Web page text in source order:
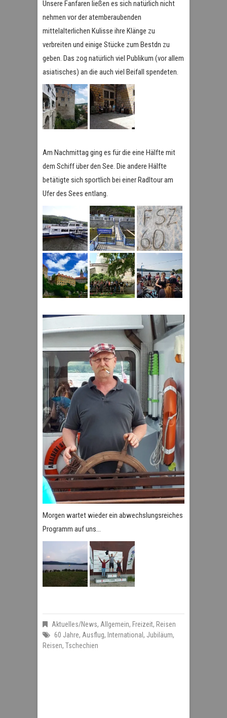
Unsere Fanfaren ließen es sich natürlich nicht
nehmen vor der atemberaubenden
mittelalterlichen Kulisse ihre Klänge zu
verbreiten und einige Stücke zum Bestdn zu
geben. Das zog natürlich viel Publikum (vor allem
asiatisches) an die auch viel Beifall spendeten.
Am Nachmittag ging es für die eine Hälfte mit
dem Schiff über den See. Die andere Hälfte
betätigte sich sportlich bei einer Radltour am
Ufer des Sees entlang.
Morgen wartet wieder ein abwechslungsreiches
Programm auf uns…
Aktuelles/News, Allgemein, Freizeit, Reisen
60 Jahre, Ausflug, International, Jubiläum,
Reisen, Tschechien